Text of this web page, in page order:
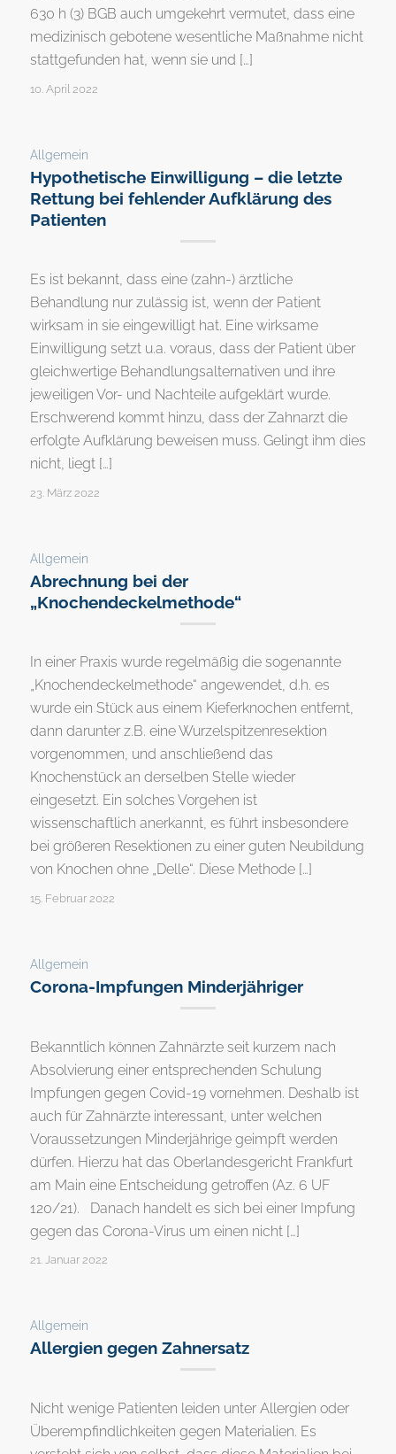
630 h (3) BGB auch umgekehrt vermutet, dass eine
medizinisch gebotene wesentliche Maßnahme nicht
stattgefunden hat, wenn sie und […]
10. April 2022
Allgemein
Hypothetische Einwilligung – die letzte
Rettung bei fehlender Aufklärung des
Patienten
Es ist bekannt, dass eine (zahn-) ärztliche
Behandlung nur zulässig ist, wenn der Patient
wirksam in sie eingewilligt hat. Eine wirksame
Einwilligung setzt u.a. voraus, dass der Patient über
gleichwertige Behandlungsalternativen und ihre
jeweiligen Vor- und Nachteile aufgeklärt wurde.
Erschwerend kommt hinzu, dass der Zahnarzt die
erfolgte Aufklärung beweisen muss. Gelingt ihm dies
nicht, liegt […]
23. März 2022
Allgemein
Abrechnung bei der
„Knochendeckelmethode“
In einer Praxis wurde regelmäßig die sogenannte
„Knochendeckelmethode“ angewendet, d.h. es
wurde ein Stück aus einem Kieferknochen entfernt,
dann darunter z.B. eine Wurzelspitzenresektion
vorgenommen, und anschließend das
Knochenstück an derselben Stelle wieder
eingesetzt. Ein solches Vorgehen ist
wissenschaftlich anerkannt, es führt insbesondere
bei größeren Resektionen zu einer guten Neubildung
von Knochen ohne „Delle“. Diese Methode […]
15. Februar 2022
Allgemein
Corona-Impfungen Minderjähriger
Bekanntlich können Zahnärzte seit kurzem nach
Absolvierung einer entsprechenden Schulung
Impfungen gegen Covid-19 vornehmen. Deshalb ist
auch für Zahnärzte interessant, unter welchen
Voraussetzungen Minderjährige geimpft werden
dürfen. Hierzu hat das Oberlandesgericht Frankfurt
am Main eine Entscheidung getroffen (Az. 6 UF
120/21). Danach handelt es sich bei einer Impfung
gegen das Corona-Virus um einen nicht […]
21. Januar 2022
Allgemein
Allergien gegen Zahnersatz
Nicht wenige Patienten leiden unter Allergien oder
Überempfindlichkeiten gegen Materialien. Es